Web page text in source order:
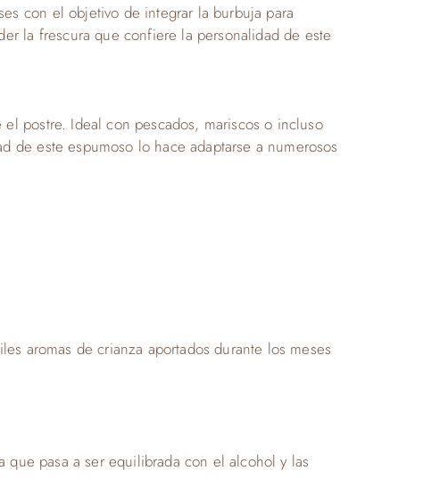
con el objetivo de integrar la burbuja para
la frescura que confiere la personalidad de este
postre. Ideal con pescados, mariscos o incluso
este espumoso lo hace adaptarse a numerosos
aromas de crianza aportados durante los meses
pasa a ser equilibrada con el alcohol y las